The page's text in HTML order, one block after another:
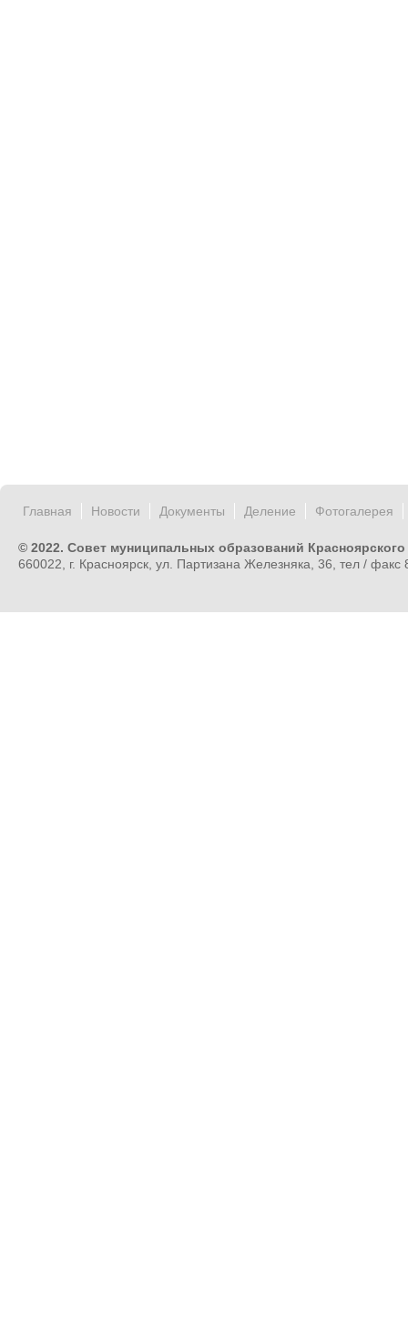
Главная Новости Документы Деление Фотогалерея
© 2022. Совет муниципальных образований Красноярского
660022, г. Красноярск, ул. Партизана Железняка, 36, тел /